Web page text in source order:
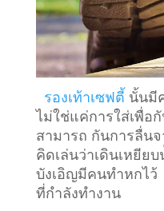
รองเท้าเซฟตี้ นั้นมี
ไม่ใช่แค่การใส่เพื่อ
สามารถ กันการลื่น
คิดเล่นว่าเดินเหยีย
บังเอิญมีคนทำหกไว้
ที่กำลังทำงาน